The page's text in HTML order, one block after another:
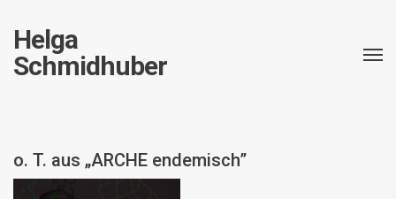
Helga
Schmidhuber
o. T. aus „ARCHE endemisch”